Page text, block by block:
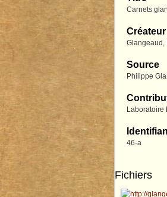
Carnets
Créateur
Glangeaud,
Source
Philippe
Laboratoire
46-a
Fichiers